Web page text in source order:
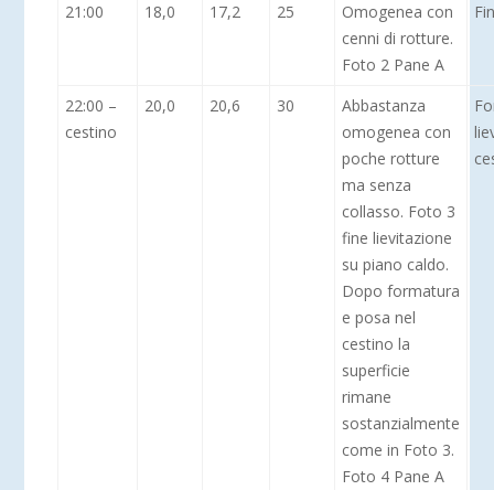
21:00
18,0 17,2 25
Omogenea con
cenni di rotture.
Foto 2 Pane A
22:00 –
cestino
20,0 20,6 30
Abbastanza
omogenea con
poche rotture
ma senza
collasso. Foto 3
fine lievitazione
su piano caldo.
Dopo formatura
e posa nel
cestino la
superficie
rimane
sostanzialmente
come in Foto 3.
Foto 4 Pane A